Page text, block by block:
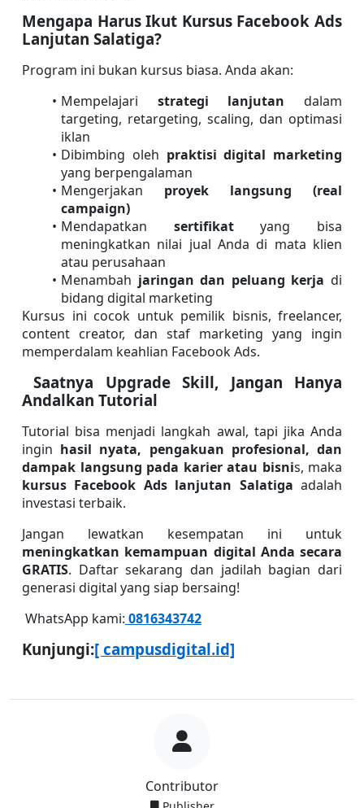
Contributor
Mengapa Harus Ikut Kursus Facebook Ads
Lanjutan Salatiga?
Program ini bukan kursus biasa. Anda akan:
Mempelajari strategi lanjutan dalam
targeting, retargeting, scaling, dan optimasi
iklan
Dibimbing oleh praktisi digital marketing
yang berpengalaman
Mengerjakan proyek langsung (real
campaign)
Mendapatkan sertifikat yang bisa
meningkatkan nilai jual Anda di mata klien
atau perusahaan
Menambah jaringan dan peluang kerja di
bidang digital marketing
Kursus ini cocok untuk pemilik bisnis, freelancer,
content creator, dan staf marketing yang ingin
memperdalam keahlian Facebook Ads.
Saatnya Upgrade Skill, Jangan Hanya
Andalkan Tutorial
Tutorial bisa menjadi langkah awal, tapi jika Anda
ingin hasil nyata, pengakuan profesional, dan
dampak langsung pada karier atau bisni
kursus Facebook Ads lanjutan Salatiga adalah
investasi terbaik.
meningkatkan kemampuan digital Anda secara
GRATIS. Daftar sekarang dan jadilah bagian dari
generasi digital yang siap bersaing!
WhatsApp kami: 0816343742
Kunjungi:[ campusdigital.id]